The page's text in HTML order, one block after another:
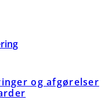
og afgørelser